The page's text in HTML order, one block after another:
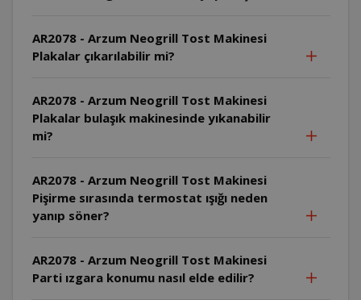
AR2078 - Arzum Neogrill Tost Makinesi
Plakalar çıkarılabilir mi?
AR2078 - Arzum Neogrill Tost Makinesi
Plakalar bulaşık makinesinde yıkanabilir
mi?
AR2078 - Arzum Neogrill Tost Makinesi
Pişirme sırasında termostat ışığı neden
yanıp söner?
AR2078 - Arzum Neogrill Tost Makinesi
Parti ızgara konumu nasıl elde edilir?